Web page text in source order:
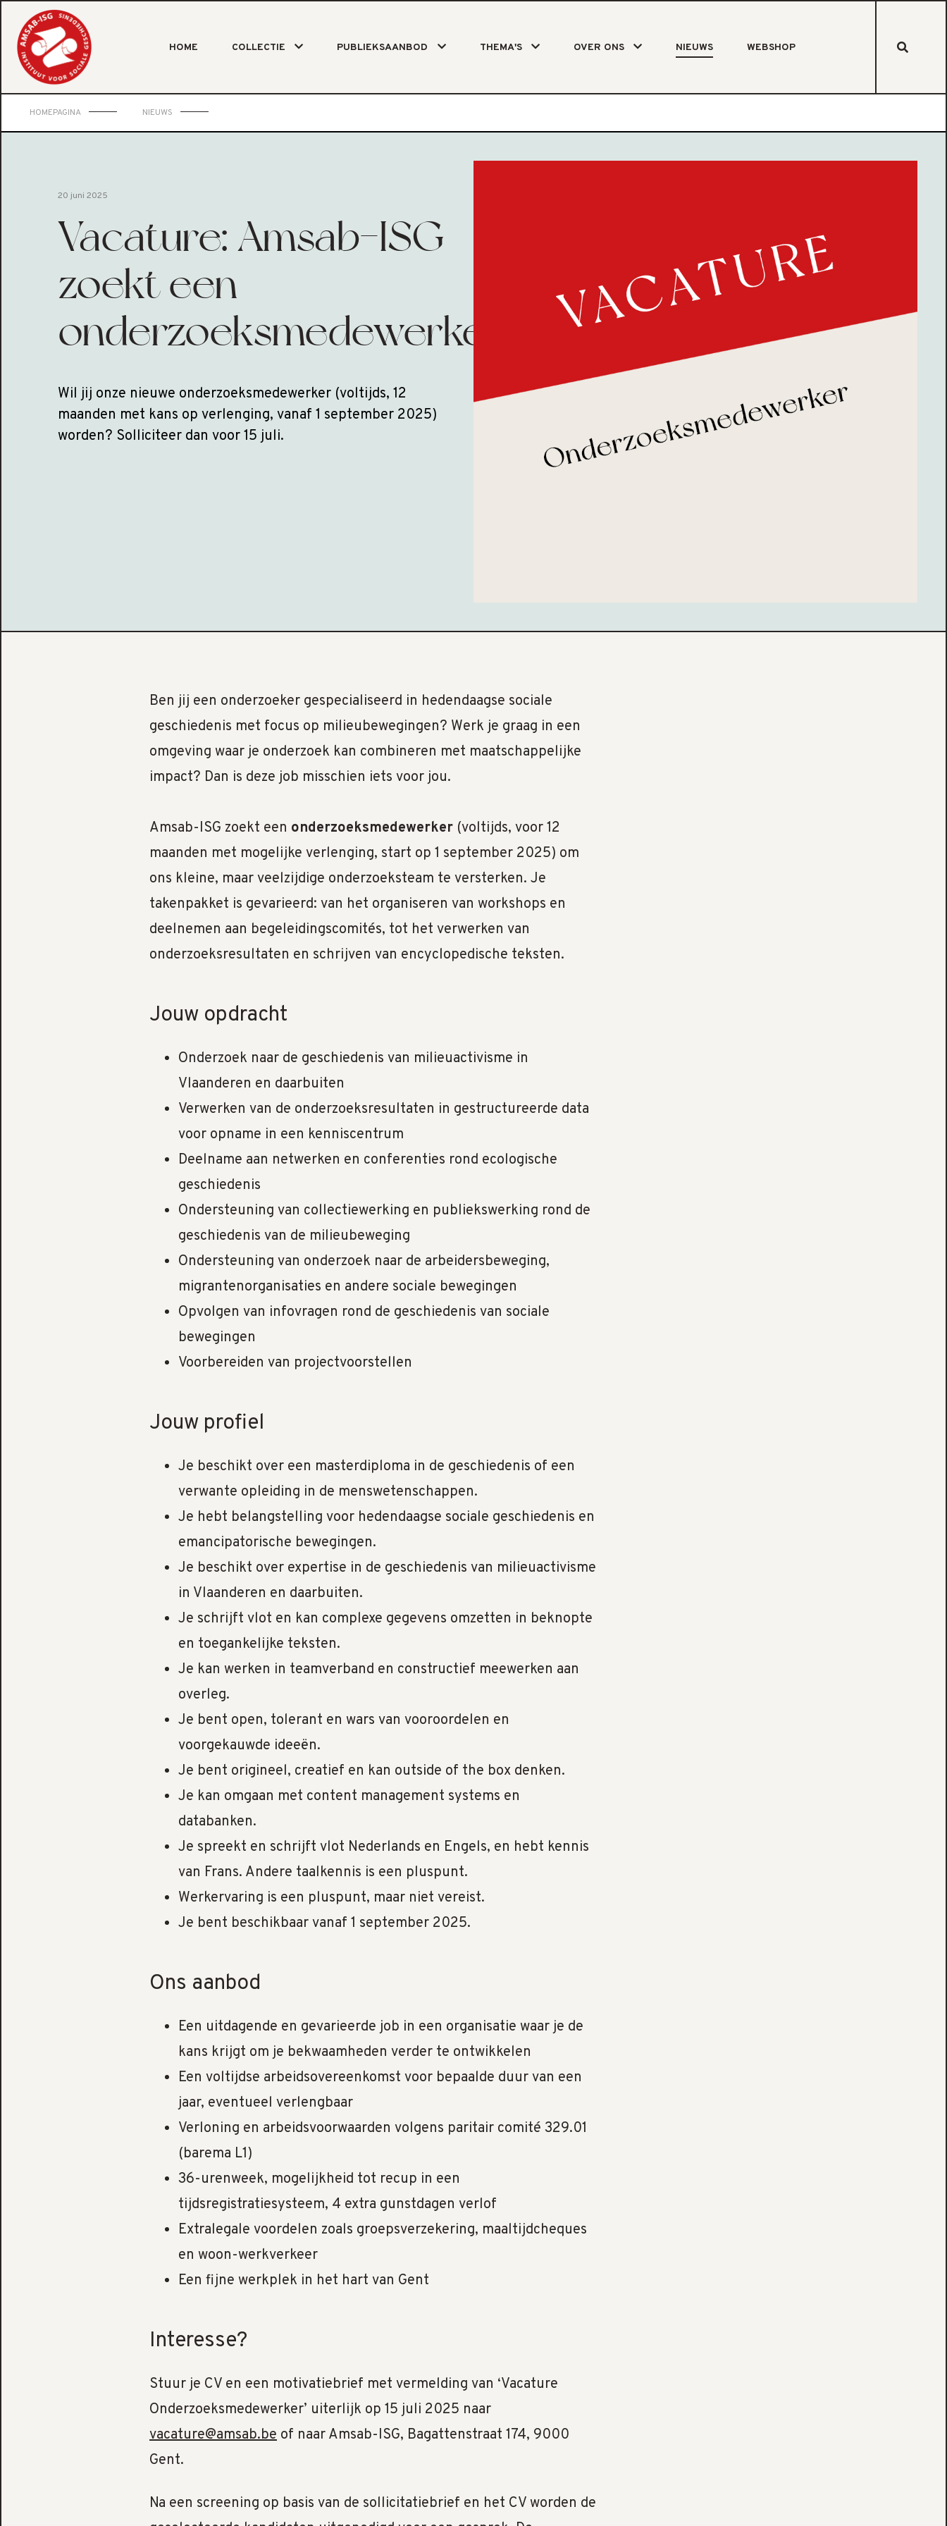
HOME COLLECTIE PUBLIEKSAANBOD THEMA'S OVER ONS NIEUWS WEBSHOP
HOMEPAGINA NIEUWS
20 juni 2025
Vacature: Amsab-ISG
zoekt een
onderzoeksmedewerker
Wil jij onze nieuwe onderzoeksmedewerker (voltijds, 12
maanden met kans op verlenging, vanaf 1 september 2025)
worden? Solliciteer dan voor 15 juli.
Ben jij een onderzoeker gespecialiseerd in hedendaagse sociale
geschiedenis met focus op milieubewegingen? Werk je graag in een
omgeving waar je onderzoek kan combineren met maatschappelijke
impact? Dan is deze job misschien iets voor jou.
Amsab-ISG zoekt een onderzoeksmedewerker (voltijds, voor 12
maanden met mogelijke verlenging, start op 1 september 2025) om
ons kleine, maar veelzijdige onderzoeksteam te versterken. Je
takenpakket is gevarieerd: van het organiseren van workshops en
deelnemen aan begeleidingscomités, tot het verwerken van
onderzoeksresultaten en schrijven van encyclopedische teksten.
Jouw opdracht
Onderzoek naar de geschiedenis van milieuactivisme in
Vlaanderen en daarbuiten
Verwerken van de onderzoeksresultaten in gestructureerde data
voor opname in een kenniscentrum
Deelname aan netwerken en conferenties rond ecologische
geschiedenis
Ondersteuning van collectiewerking en publiekswerking rond de
geschiedenis van de milieubeweging
Ondersteuning van onderzoek naar de arbeidersbeweging,
migrantenorganisaties en andere sociale bewegingen
Opvolgen van infovragen rond de geschiedenis van sociale
bewegingen
Voorbereiden van projectvoorstellen
Jouw profiel
Je beschikt over een masterdiploma in de geschiedenis of een
verwante opleiding in de menswetenschappen.
Je hebt belangstelling voor hedendaagse sociale geschiedenis en
emancipatorische bewegingen.
Je beschikt over expertise in de geschiedenis van milieuactivisme
in Vlaanderen en daarbuiten.
Je schrijft vlot en kan complexe gegevens omzetten in beknopte
en toegankelijke teksten.
Je kan werken in teamverband en constructief meewerken aan
overleg.
Je bent open, tolerant en wars van vooroordelen en
voorgekauwde ideeën.
Je bent origineel, creatief en kan outside of the box denken.
Je kan omgaan met content management systems en
databanken.
Je spreekt en schrijft vlot Nederlands en Engels, en hebt kennis
van Frans. Andere taalkennis is een pluspunt.
Werkervaring is een pluspunt, maar niet vereist.
Je bent beschikbaar vanaf 1 september 2025.
Ons aanbod
Een uitdagende en gevarieerde job in een organisatie waar je de
kans krijgt om je bekwaamheden verder te ontwikkelen
Een voltijdse arbeidsovereenkomst voor bepaalde duur van een
jaar, eventueel verlengbaar
Verloning en arbeidsvoorwaarden volgens paritair comité 329.01
(barema L1)
36-urenweek, mogelijkheid tot recup in een
tijdsregistratiesysteem, 4 extra gunstdagen verlof
Extralegale voordelen zoals groepsverzekering, maaltijdcheques
en woon-werkverkeer
Een fijne werkplek in het hart van Gent
Interesse?
Stuur je CV en een motivatiebrief met vermelding van ‘Vacature
Onderzoeksmedewerker’ uiterlijk op 15 juli 2025 naar
vacature@amsab.be of naar Amsab-ISG, Bagattenstraat 174, 9000
Gent.
Na een screening op basis van de sollicitatiebrief en het CV worden de